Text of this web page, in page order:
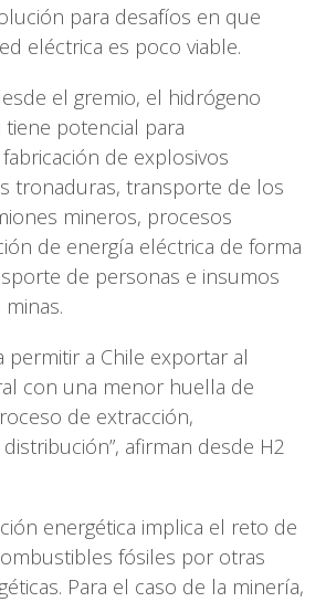
para desafíos en que
eléctrica es poco viable.
el gremio, el hidrógeno
potencial para
de explosivos
tronaduras, transporte de los
mineros, procesos
de energía eléctrica de forma
de personas e insumos
permitir a Chile exportar al
con una menor huella de
de extracción,
afirman desde H2
energética implica el reto de
fósiles por otras
Para el caso de la minería,